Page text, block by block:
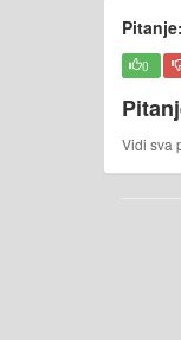
Pitanje:
0
Vidi sva